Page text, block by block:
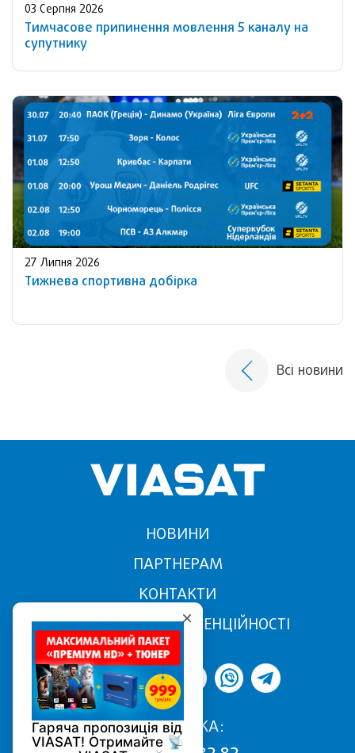
03 Серпня 2026
Тимчасове припинення мовлення 5 каналу на
супутнику
27 Липня 2026
Тижнева спортивна добірка
Всі новини
НОВИНИ
ПАРТНЕРАМ
КОНТАКТИ
ПОЛІТИКА КОНФІДЕНЦІЙНОСТІ
ПІДТРИМКА: